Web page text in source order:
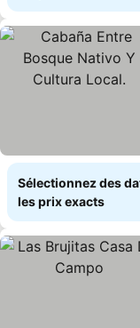
Sélectionnez des
les prix exacts